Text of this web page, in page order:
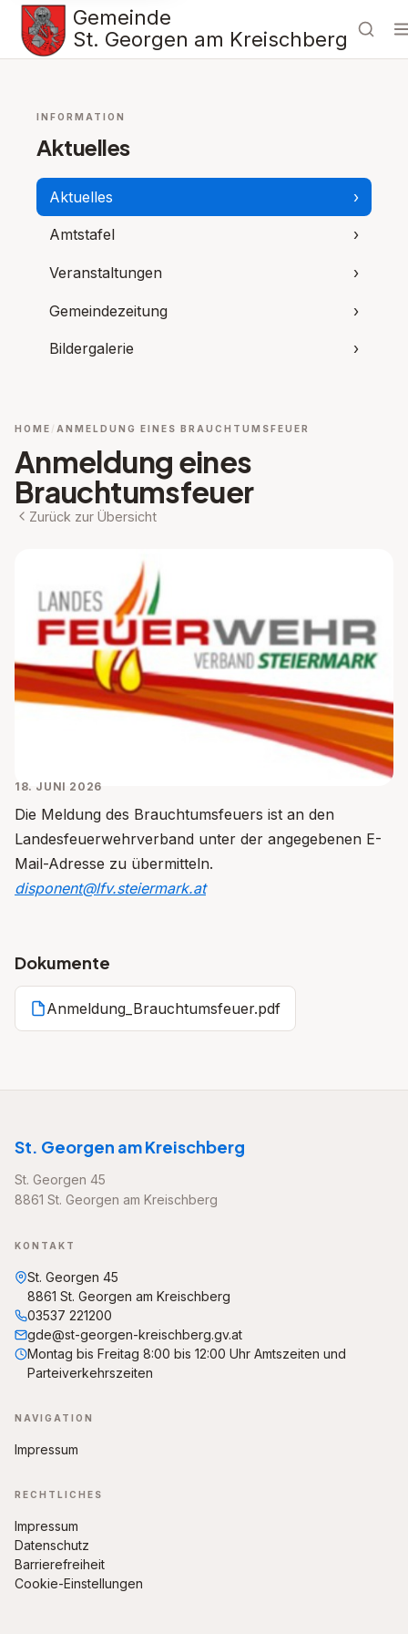
Gemeinde
St. Georgen am Kreischberg
INFORMATION
Aktuelles
Aktuelles ›
Amtstafel ›
Veranstaltungen ›
Gemeindezeitung ›
Bildergalerie ›
HOME ANMELDUNG EINES BRAUCHTUMSFEUER
Anmeldung eines
Brauchtumsfeuer
Zurück zur Übersicht
18. JUNI 2026
Die Meldung des Brauchtumsfeuers ist an den
Landesfeuerwehrverband unter der angegebenen E-
Mail-Adresse zu übermitteln.
disponent@lfv.steiermark.at
Dokumente
Anmeldung_Brauchtumsfeuer.pdf
St. Georgen am Kreischberg
St. Georgen 45
8861 St. Georgen am Kreischberg
KONTAKT
St. Georgen 45
8861 St. Georgen am Kreischberg
03537 221200
gde@st-georgen-kreischberg.gv.at
Montag bis Freitag 8:00 bis 12:00 Uhr Amtszeiten und
Parteiverkehrszeiten
NAVIGATION
Impressum
RECHTLICHES
Impressum
Datenschutz
Barrierefreiheit
Cookie-Einstellungen